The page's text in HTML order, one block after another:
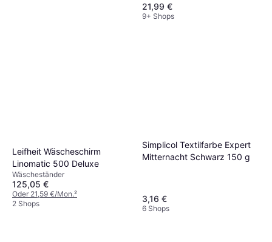
21,99 €
9+ Shops
Leifheit Wäscheschirm
Linomatic 500 Deluxe
Wäscheständer
125,05 €
Oder 21,59 €/Mon.²
2 Shops
Simplicol Textilfarbe Expert
Mitternacht Schwarz 150 g
3,16 €
6 Shops